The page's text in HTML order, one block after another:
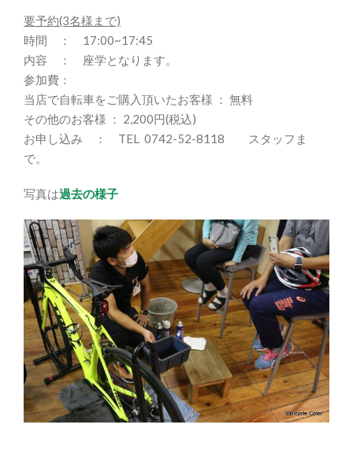
要予約(3名様まで)
時間 ： 17:00~17:45
内容 ： 座学となります。
参加費：
当店で自転車をご購入頂いたお客様 ： 無料
その他のお客様 ： 2,200円(税込)
お申し込み ： TEL 0742-52-8118 スタッフま
で。
写真は過去の様子